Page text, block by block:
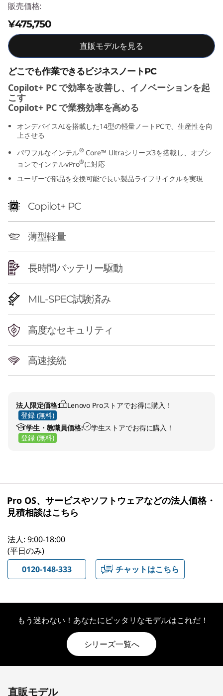
n
販売価格:
¥475,750
直販モデルを見る
どこでも作業できるビジネスノートPC
Copilot+ PC で効率を改善し、イノベーションを起
こす
Copilot+ PC で業務効率を高める
オンデバイスAIを搭載した14型の軽量ノートPCで、生産性を向
上させる
パワフルなインテル® Core™ Ultraシリーズ3を搭載し、オプシ
ョンでインテルvPro®に対応
ユーザーで部品を交換可能で長い製品ライフサイクルを実現
Copilot+ PC
薄型軽量
長時間バッテリー駆動
MIL-SPEC試験済み
高度なセキュリティ
高速接続
法人限定価格:
Lenovo Proストアでお得に購入！
登録 (無料)
学生・教職員価格:
学生ストアでお得に購入！
登録 (無料)
Pro OS、サービスやソフトウェアなどの法人価格・
見積相談はこちら
法人: 9:00-18:00
(平日のみ)
0120-148-333
チャットはこちら
もう迷わない！あなたにピッタリなモデルはこれだ！
シリーズ一覧へ
直販モデル